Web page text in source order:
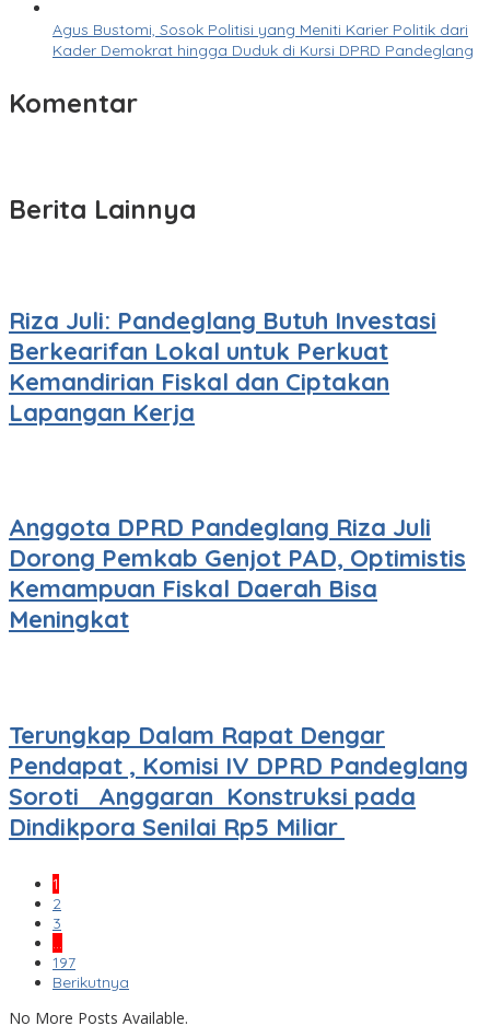
Agus Bustomi, Sosok Politisi yang Meniti Karier Politik dari
Kader Demokrat hingga Duduk di Kursi DPRD Pandeglang
Komentar
Berita Lainnya
Riza Juli: Pandeglang Butuh Investasi
Berkearifan Lokal untuk Perkuat
Kemandirian Fiskal dan Ciptakan
Lapangan Kerja
Anggota DPRD Pandeglang Riza Juli
Dorong Pemkab Genjot PAD, Optimistis
Kemampuan Fiskal Daerah Bisa
Meningkat
Terungkap Dalam Rapat Dengar
Pendapat , Komisi IV DPRD Pandeglang
Soroti Anggaran Konstruksi pada
Dindikpora Senilai Rp5 Miliar
1
2
3
…
197
Berikutnya
No More Posts Available.